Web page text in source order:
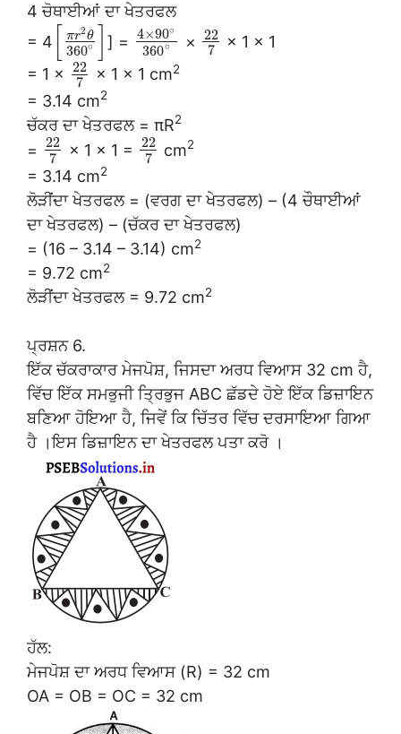
4 ਚੋਥਾਈਆਂ ਦਾ ਖੇਤਰਫਲ
= 4
πr2θ
360∘ ]] = 4×90∘
360∘ ×
22
7
× 1 × 1
= 1 ×
22
7
× 1 × 1 cm2
= 3.14 cm2
ਚੱਕਰ ਦਾ ਖੇਤਰਫਲ = πR2
=
22
7
× 1 × 1 =
22
7
cm2
= 3.14 cm2
ਲੋੜੀਂਦਾ ਖੇਤਰਫਲ = (ਵਰਗ ਦਾ ਖੇਤਰਫਲ) – (4 ਚੌਥਾਈਆਂ
ਦਾ ਖੇਤਰਫਲ) – (ਚੱਕਰ ਦਾ ਖੇਤਰਫਲ)
= (16 – 3.14 – 3.14) cm2
= 9.72 cm2
ਲੋੜੀਂਦਾ ਖੇਤਰਫਲ = 9.72 cm2
ਪ੍ਰਸ਼ਨ 6.
ਇੱਕ ਚੱਕਰਾਕਾਰ ਮੇਜਪੋਸ਼, ਜਿਸਦਾ ਅਰਧ ਵਿਆਸ 32 cm ਹੈ,
ਵਿੱਚ ਇੱਕ ਸਮਭੁਜੀ ਤ੍ਰਿਭੁਜ ABC ਛੱਡਦੇ ਹੋਏ ਇੱਕ ਡਿਜ਼ਾਇਨ
ਬਣਿਆ ਹੋਇਆ ਹੈ, ਜਿਵੇਂ ਕਿ ਚਿੱਤਰ ਵਿੱਚ ਦਰਸਾਇਆ ਗਿਆ
ਹੈ ।ਇਸ ਡਿਜ਼ਾਇਨ ਦਾ ਖੇਤਰਫਲ ਪਤਾ ਕਰੋ ।
ਹੱਲ:
ਮੇਜਪੋਸ਼ ਦਾ ਅਰਧ ਵਿਆਸ (R) = 32 cm
OA = OB = OC = 32 cm